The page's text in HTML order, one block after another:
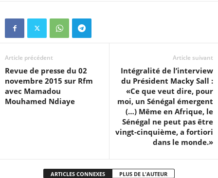
Article précédent
Revue de presse du 02
novembre 2015 sur Rfm
avec Mamadou
Mouhamed Ndiaye
Article suivant
Intégralité de l’interview
du Président Macky Sall :
«Ce que veut dire, pour
moi, un Sénégal émergent
(…) Même en Afrique, le
Sénégal ne peut pas être
vingt-cinquième, a fortiori
dans le monde.»
ARTICLES CONNEXES PLUS DE L'AUTEUR